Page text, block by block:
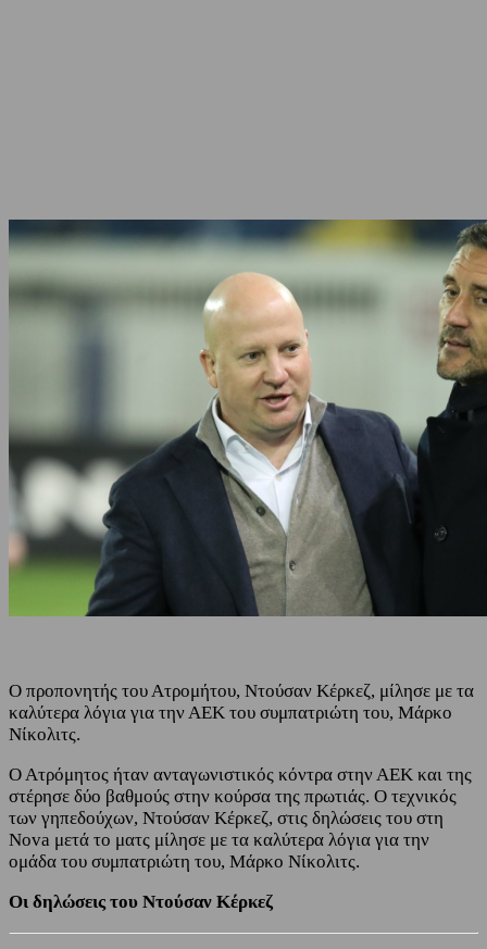
Ο προπονητής του Ατρομήτου, Ντούσαν Κέρκεζ, μίλησε με τα
καλύτερα λόγια για την ΑΕΚ του συμπατριώτη του, Μάρκο
Νίκολιτς.
Ο Ατρόμητος ήταν ανταγωνιστικός κόντρα στην ΑΕΚ και της
στέρησε δύο βαθμούς στην κούρσα της πρωτιάς. Ο τεχνικός
των γηπεδούχων, Ντούσαν Κέρκεζ, στις δηλώσεις του στη
Nova μετά το ματς μίλησε με τα καλύτερα λόγια για την
ομάδα του συμπατριώτη του, Μάρκο Νίκολιτς.
Οι δηλώσεις του Ντούσαν Κέρκεζ